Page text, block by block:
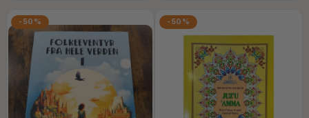
-50% -50%